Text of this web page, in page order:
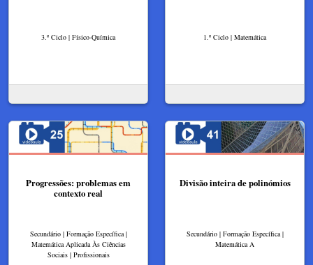
3.º Ciclo | Físico-Química 1.º Ciclo | Matemática
Progressões: problemas em
contexto real
Secundário | Formação Específica |
Matemática Aplicada Às Ciências
Sociais | Profissionais
Divisão inteira de polinómios
Secundário | Formação Específica |
Matemática A